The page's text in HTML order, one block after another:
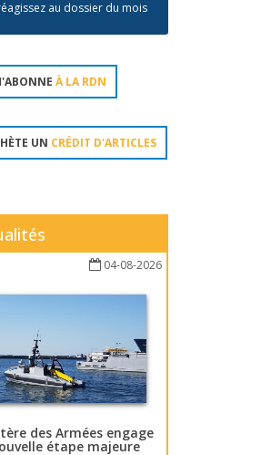
au dossier du mois
À LA RDN
UN CRÉDIT D'ARTICLES
04-08-2026
des Armées engage
étape majeure